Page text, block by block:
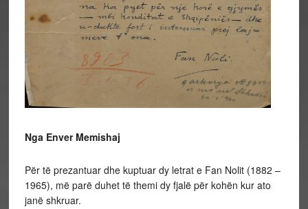
Nga Enver Memishaj
Për të prezantuar dhe kuptuar dy letrat e Fan Nolit (1882 –
1965), më parë duhet të themi dy fjalë për kohën kur ato
janë shkruar.